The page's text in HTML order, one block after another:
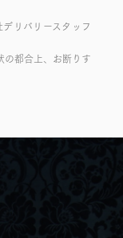
リバリースタッフ
の都合上、お断りす